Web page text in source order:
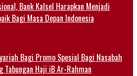
Bank Kalsel Harapkan Menjadi
Bagi Masa Depan Indonesia
Bagi Promo Spesial Bagi Nasabah
Tabungan Haji iB Ar-Rahman